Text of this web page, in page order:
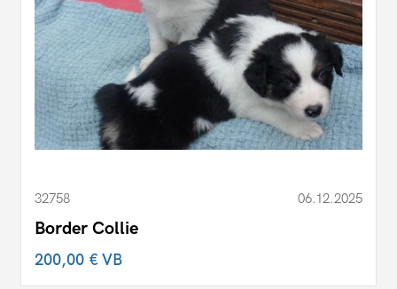
32758 06.12.2025
Border Collie
200,00 €VB